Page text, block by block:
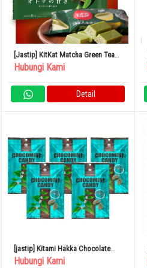
[Jastip] KitKat Matcha Green Tea
Jepang
Hubungi Kami
Detail
[jastip] Kitami Hakka Chocolate
Mint Candy 170g x 5 Bag
Hubungi Kami